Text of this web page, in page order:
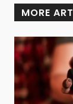
MORE